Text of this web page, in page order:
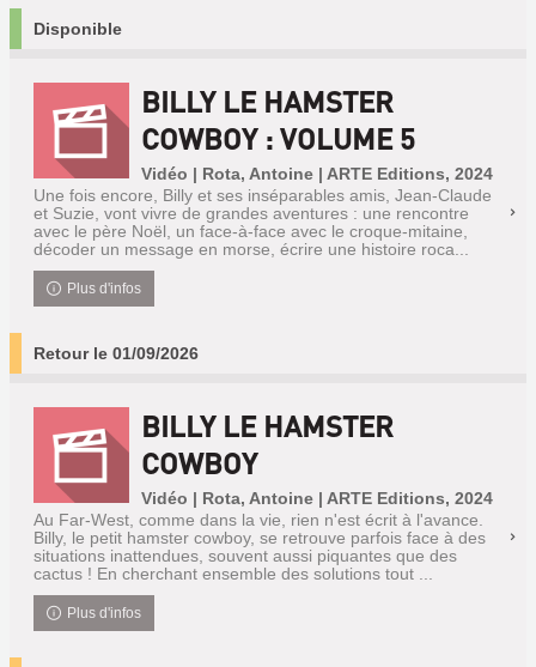
Disponible
BILLY LE HAMSTER
COWBOY : VOLUME 5
Vidéo | Rota, Antoine | ARTE Editions, 2024
Une fois encore, Billy et ses inséparables amis, Jean-Claude
et Suzie, vont vivre de grandes aventures : une rencontre
avec le père Noël, un face-à-face avec le croque-mitaine,
décoder un message en morse, écrire une histoire roca...
Plus d'infos
Retour le 01/09/2026
BILLY LE HAMSTER
COWBOY
Vidéo | Rota, Antoine | ARTE Editions, 2024
Au Far-West, comme dans la vie, rien n'est écrit à l'avance.
Billy, le petit hamster cowboy, se retrouve parfois face à des
situations inattendues, souvent aussi piquantes que des
cactus ! En cherchant ensemble des solutions tout ...
Plus d'infos